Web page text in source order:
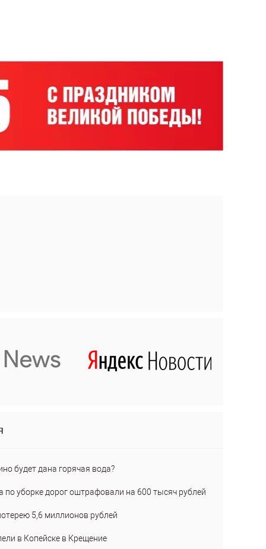
будет дана горячая вода?
по уборке дорог оштрафовали на 600 тысяч рублей
5,6 миллионов рублей
в Копейске в Крещение